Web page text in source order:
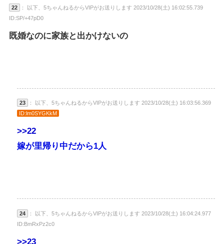
22
： 以下、5ちゃんねるからVIPがお送りします 2023/10/28(土) 16:02:55.739
ID:SP/+47pD0
既婚なのに家族と出かけないの
23
： 以下、5ちゃんねるからVIPがお送りします 2023/10/28(土) 16:03:56.369
ID:lm0SYGKkM
>>22
嫁が里帰り中だから1人
24
： 以下、5ちゃんねるからVIPがお送りします 2023/10/28(土) 16:04:24.977
ID:BmRxPz2c0
>>23